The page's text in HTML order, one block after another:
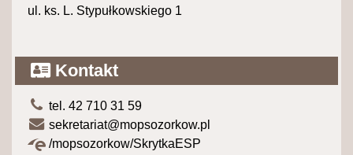
ul. ks. L. Stypułkowskiego 1
Kontakt
tel. 42 710 31 59
sekretariat@mopsozorkow.pl
/mopsozorkow/SkrytkaESP